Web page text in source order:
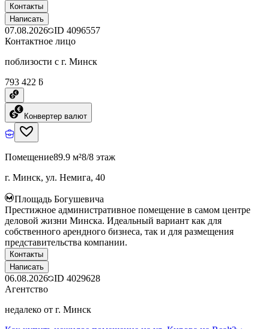
Контакты
Написать
07.08.2026 ID 4096557
Контактное лицо
поблизости с г. Минск
793 422 ƃ
Конвертер валют
Помещение89.9 м²8/8 этаж
г. Минск, ул. Немига, 40
Площадь Богушевича
Престижное административное помещение в самом центре
деловой жизни Минска. Идеальный вариант как для
собственного арендного бизнеса, так и для размещения
представительства компании.
Контакты
Написать
06.08.2026 ID 4029628
Агентство
недалеко от г. Минск